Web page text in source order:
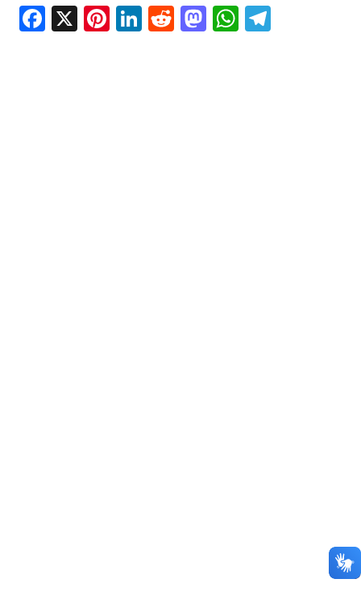
Facebook
X Pinterest
LinkedIn
Reddit
Mastodon